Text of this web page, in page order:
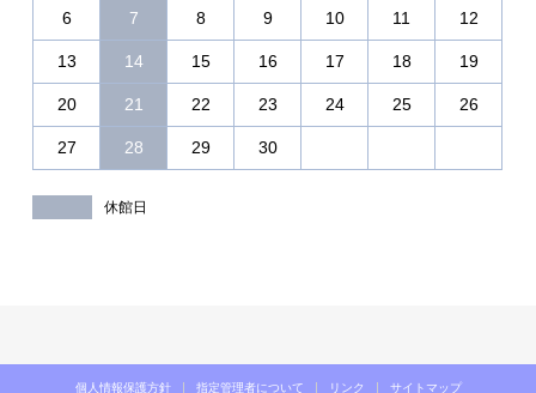
6 7 8 9 10 11 12
13 14 15 16 17 18 19
20 21 22 23 24 25 26
27 28 29 30
休館日
個人情報保護方針 指定管理者について リンク サイトマップ